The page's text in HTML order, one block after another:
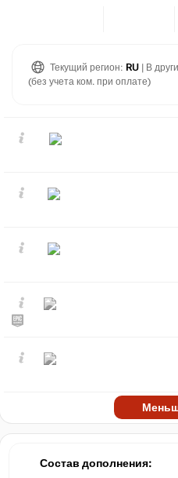
Текущий регион: RU | В
(без учета ком. при оплате)
Состав дополнения